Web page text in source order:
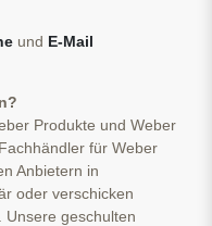
und E-Mail
Produkte und Weber
für Weber
Anbietern in
oder verschicken
Unsere geschulten